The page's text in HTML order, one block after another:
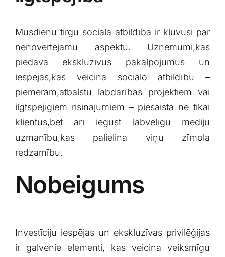
Mūsdienu tirgū⁣ sociālā atbildība ir kļuvusi par
nenovērtējamu aspektu.⁢ Uzņēmumi,kas
piedāvā ekskluzīvus⁢ pakalpojumus un
iespējas,kas veicina sociālo ​atbildību –
piemēram,atbalstu labdarības projektiem vai
ilgtspējīgiem risinājumiem – piesaista ne tikai
klientus,bet arī iegūst⁤ labvēlīgu mediju
uzmanību,kas⁤ palielina viņu zīmola⁢
redzamību.
Nobeigums
Investīciju iespējas un ekskluzīvas privilēģijas
ir galvenie elementi, kas veicina veiksmīgu